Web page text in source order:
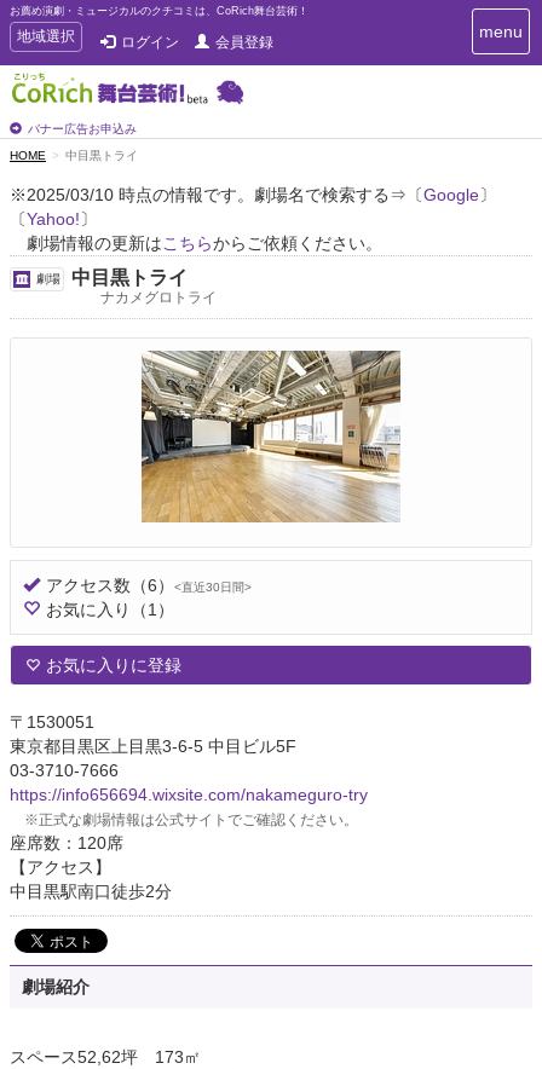
お薦め演劇・ミュージカルのクチコミは、CoRich舞台芸術！
T
o
g
g
e
n
v
a
t
o
n
地域選択 ログイン 会員登録
バナー広告お申込み
T
o
a
t
i
menu
HOME 中目黒トライ
※2025/03/10 時点の情報です。劇場名で検索する⇒〔Google〕
〔Yahoo!〕
劇場情報の更新はこちらからご依頼ください。
劇場 中目黒トライ
ナカメグロトライ
アクセス数 （6） <直近30日間>
お気に入り （1）
お気に入りに登録
〒1530051
東京都目黒区上目黒3-6-5 中目ビル5F
03-3710-7666
https://info656694.wixsite.com/nakameguro-try
※正式な劇場情報は公式サイトでご確認ください。
座席数：120席
【アクセス】
中目黒駅南口徒歩2分
劇場紹介
スペース52,62坪 173㎡